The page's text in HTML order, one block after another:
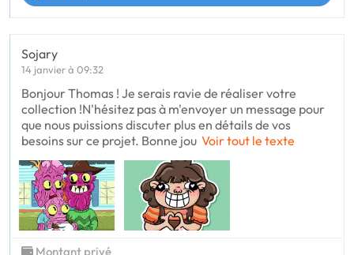
Sojary
14 janvier à 09:32
Bonjour Thomas ! Je serais ravie de réaliser votre
collection !N'hésitez pas à m'envoyer un message pour
que nous puissions discuter plus en détails de vos
besoins sur ce projet. Bonne jou Voir tout le texte
Montant privé